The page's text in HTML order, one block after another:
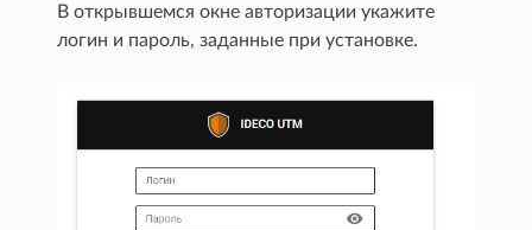
В открывшемся окне авторизации укажите
логин и пароль, заданные при установке.